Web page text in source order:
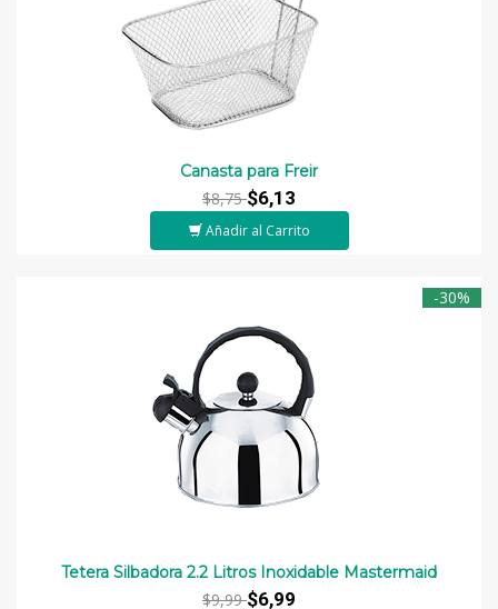
Canasta para Freir
$8,75$6,13
Añadir al Carrito
-30%
Tetera Silbadora 2.2 Litros Inoxidable Mastermaid
$9,99$6,99